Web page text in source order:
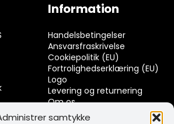
samtykke
Information
Handelsbetingelser
Ansvarsfraskrivelse
Cookiepolitik (EU)
Fortrolighedserklæring (EU)
Logo
Levering og returnering
Om os
Kontakt